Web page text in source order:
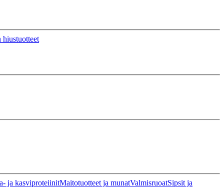
hiustuotteet
ja kasviproteiinitMaitotuotteet ja munatValmisruoatSipsit ja